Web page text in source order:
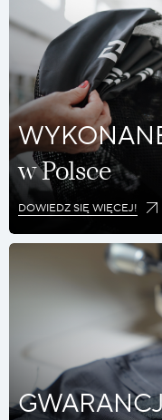
w Polsce
DOWIEDZ SIĘ WIĘCEJ!